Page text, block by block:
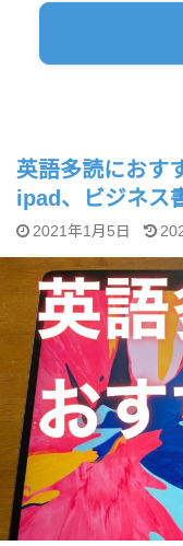
英語多読におす
ipad、ビジネス
2021年1月5日